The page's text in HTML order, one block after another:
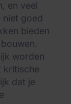
en veel
niet goed
bieden
worden
kritische
dat je